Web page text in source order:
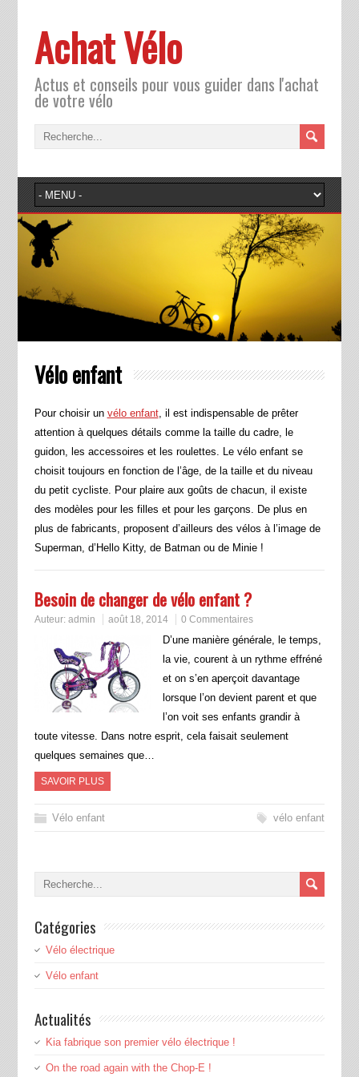
Achat Vélo
Actus et conseils pour vous guider dans l'achat
de votre vélo
Vélo enfant
Pour choisir un vélo enfant, il est indispensable de prêter
attention à quelques détails comme la taille du cadre, le
guidon, les accessoires et les roulettes. Le vélo enfant se
choisit toujours en fonction de l’âge, de la taille et du niveau
du petit cycliste. Pour plaire aux goûts de chacun, il existe
des modèles pour les filles et pour les garçons. De plus en
plus de fabricants, proposent d’ailleurs des vélos à l’image de
Superman, d’Hello Kitty, de Batman ou de Minie !
Besoin de changer de vélo enfant ?
Auteur: admin août 18, 2014 0 Commentaires
D’une manière générale, le temps,
la vie, courent à un rythme effréné
et on s’en aperçoit davantage
lorsque l’on devient parent et que
l’on voit ses enfants grandir à
toute vitesse. Dans notre esprit, cela faisait seulement
quelques semaines que…
SAVOIR PLUS
Vélo enfant vélo enfant
Catégories
Vélo électrique
Vélo enfant
Actualités
Kia fabrique son premier vélo électrique !
On the road again with the Chop-E !